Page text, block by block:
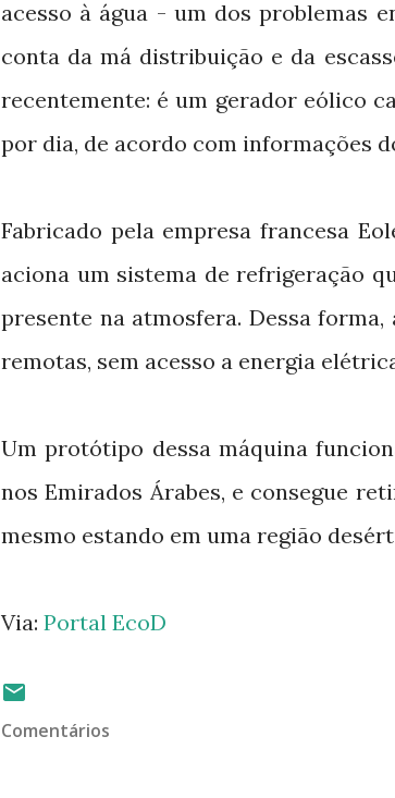
acesso à água - um dos problemas
conta da má distribuição e da
recentemente: é um gerador eólico
por dia, de acordo com informações
Fabricado pela empresa francesa
aciona um sistema de refrigeração
presente na atmosfera. Dessa
remotas, sem acesso a energia
Um protótipo dessa máquina
nos Emirados Árabes, e consegue
mesmo estando em uma região
Via: Portal EcoD
Comentários